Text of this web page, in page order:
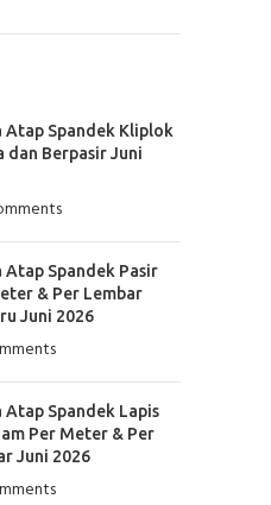
Atap Spandek Kliplok
dan Berpasir Juni
Atap Spandek Pasir
& Per Lembar
Juni 2026
Atap Spandek Lapis
Per Meter & Per
Juni 2026